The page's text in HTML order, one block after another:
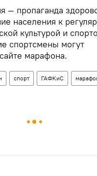
— пропаганда
населения к
культурой и
спортсмены могут
марафона.
спорт ГАФКиС